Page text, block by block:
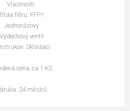
Vlastnosti:
filtru: FFP1
Jednorázový
Výdechový ventil
Skládací
cena za 1 KS
24 měsíců